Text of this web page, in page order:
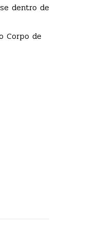
dentro de
Corpo de